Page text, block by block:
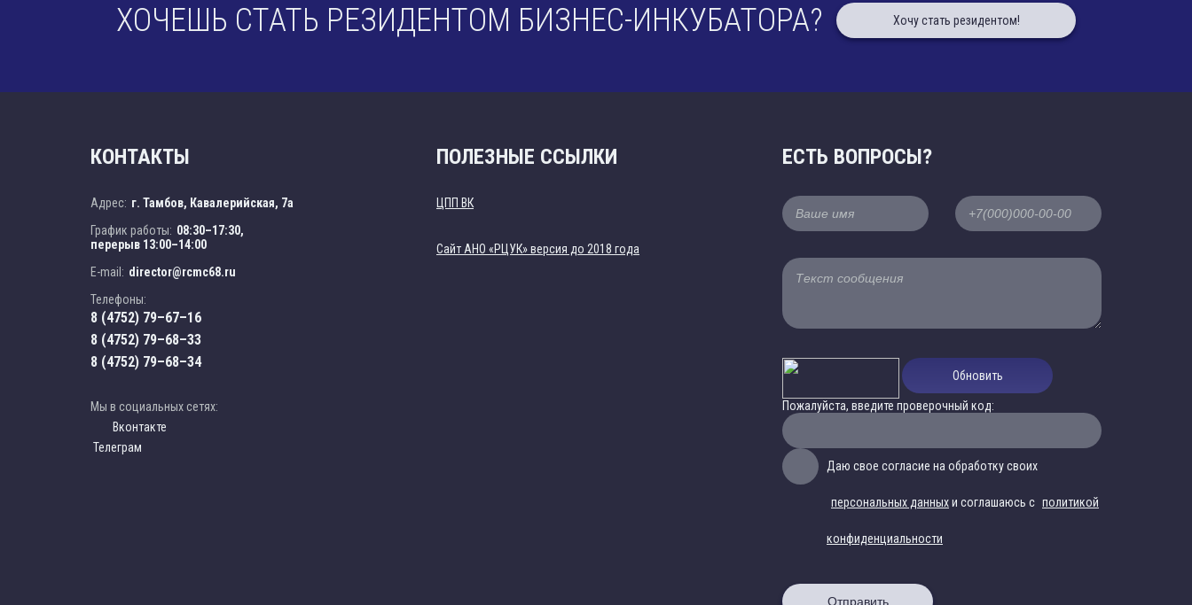
ХОЧЕШЬ СТАТЬ РЕЗИДЕНТОМ БИЗНЕС-ИНКУБАТОРА? Хочу стать резидентом!
КОНТАКТЫ
Адрес: г. Тамбов, Кавалерийская, 7а
График работы: 08:30–17:30,
перерыв 13:00–14:00
E-mail: director@rcmc68.ru
Телефоны:
8 (4752) 79–67–16
8 (4752) 79–68–33
8 (4752) 79–68–34
Мы в социальных сетях:
Вконтакте
Телеграм
ПОЛЕЗНЫЕ ССЫЛКИ
ЦПП ВК
Cайт АНО «РЦУК» версия до 2018 года
ЕСТЬ ВОПРОСЫ?
Обновить
Пожалуйста, введите проверочный код:
Даю свое согласие на обработку своих
персональных данныхи соглашаюсь с политикой
конфиденциальности
Отправить